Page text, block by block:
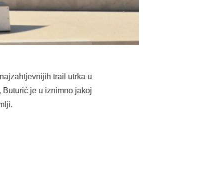
trail utrka u
Buturić je u iznimno jakoj